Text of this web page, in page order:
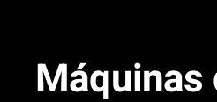
Máquinas